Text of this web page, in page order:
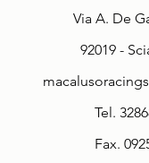
Via A. De
92019 -
Tel.
Fax.